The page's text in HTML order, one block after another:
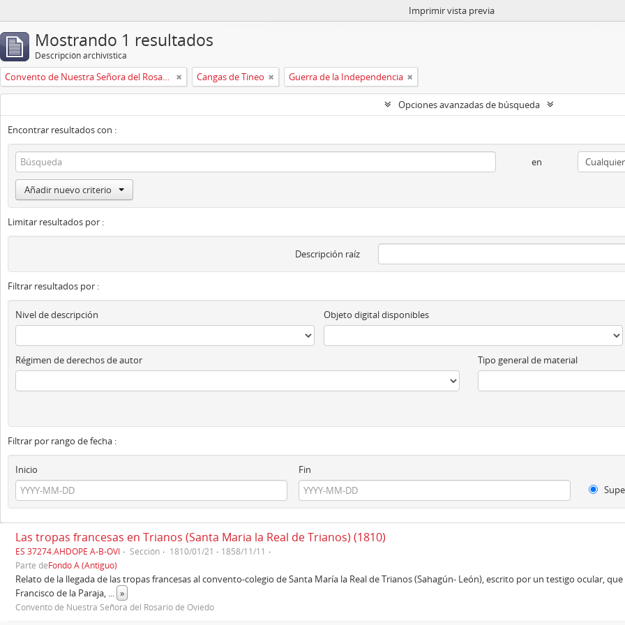
Imprimir vista previa
Mostrando 1 resultados
Descripción archivística
Convento de Nuestra Señora del Rosario de Oviedo Cangas de Tineo Guerra de la Independencia
Opciones avanzadas de búsqueda
Encontrar resultados con :
en
Añadir nuevo criterio
Limitar resultados por :
Descripción raíz
Filtrar resultados por :
Nivel de descripción Objeto digital disponibles
Régimen de derechos de autor Tipo general de material
Filtrar por rango de fecha :
Inicio
Fin
Las tropas francesas en Trianos (Santa Maria la Real de Trianos) (1810)
ES 37274.AHDOPE A-B-OVI Sección
1810/01/21 - 1858/11/11
Parte deFondo A (Antiguo)
Relato de la llegada de las tropas francesas al convento-colegio de Santa María la Real de Trianos (Sahagún- León), escrito por un testigo ocular,
Francisco de la Paraja, ... »
Convento de Nuestra Señora del Rosario de Oviedo